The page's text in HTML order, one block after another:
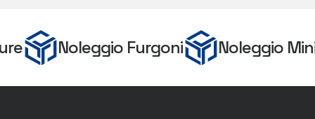
Noleggio Furgoni Noleggio